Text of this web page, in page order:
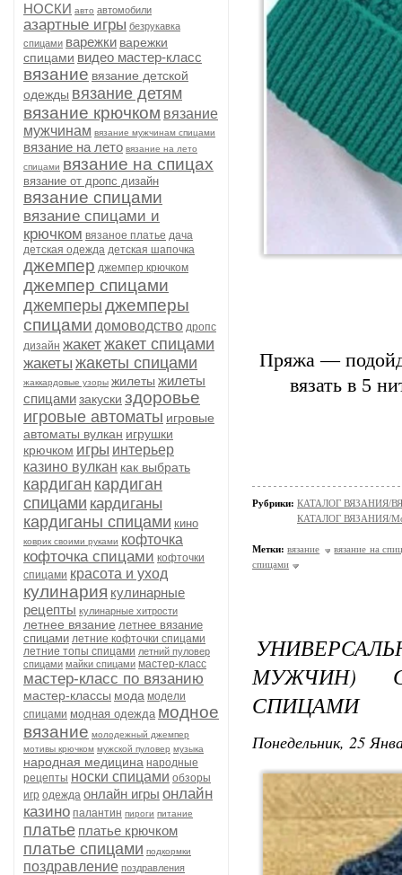
НОСКИ авто автомобили
азартные игры безрукавка
спицами варежки варежки
спицами видео мастер-класс
вязание вязание детской
одежды вязание детям
вязание крючком вязание
мужчинам вязание мужчинам спицами
вязание на лето вязание на лето
спицами вязание на спицах
вязание от дропс дизайн
вязание спицами
вязание спицами и
крючком вязаное платье дача
детская одежда детская шапочка
джемпер джемпер крючком
джемпер спицами
джемперы джемперы
спицами домоводство дропс
дизайн жакетжакет спицами
жакеты жакеты спицами
жаккардовые узоры жилеты жилеты
спицамизакуски здоровье
игровые автоматы игровые
автоматы вулкан игрушки
крючком игры интерьер
казино вулкан как выбрать
кардиган кардиган
спицами кардиганы
кардиганы спицами кино
коврик своими руками кофточка
кофточка спицами кофточки
спицами красота и уход
кулинария кулинарные
рецепты кулинарные хитрости
летнее вязание летнее вязание
спицами летние кофточки спицами
летние топы спицами летний пуловер
спицами майки спицами мастер-класс
мастер-класс по вязанию
мастер-классы мода модели
спицами модная одежда модное
вязание молодежный джемпер
мотивы крючком мужской пуловер музыка
народная медицина народные
рецепты носки спицами обзоры
игр одежда онлайн игры онлайн
казино палантин пироги питание
платье платье крючком
платье спицами подкормки
поздравление поздравления
Пряжа —
вязать в 5
Рубрики: КАТАЛОГ ВЯЗАНИЯ/
КАТАЛОГ ВЯЗАНИЯ/
Метки: вязание
вязание на
спицами
МУЖЧИН)
СПИЦАМИ
Понедельник, 25